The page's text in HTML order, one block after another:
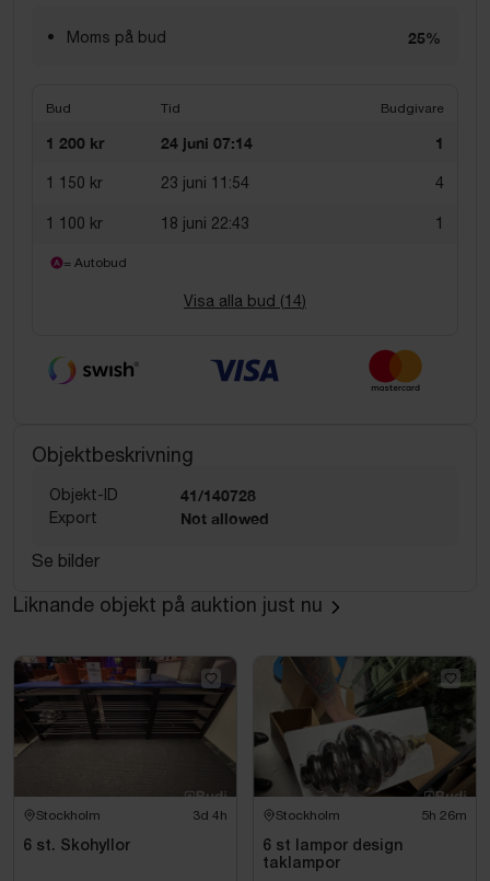
Moms på bud 25%
Bud Tid Budgivare
1 200 kr 24 juni 07:14 1
1 150 kr 23 juni 11:54 4
1 100 kr 18 juni 22:43 1
= Autobud
Visa alla bud (14)
Objektbeskrivning
Objekt-ID 41/140728
Export Not allowed
Se bilder
Liknande objekt på auktion just nu
Stockholm 3d 4h
6 st. Skohyllor
Stockholm 5h 26m
6 st lampor design
taklampor